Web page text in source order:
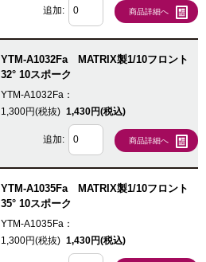
追加: 商品詳細へ
YTM-A1032Fa MATRIX製1/10フロント
32° 10スポーク
YTM-A1032Fa：
1,300円(税抜) 1,430円(税込)
追加: 商品詳細へ
YTM-A1035Fa MATRIX製1/10フロント
35° 10スポーク
YTM-A1035Fa：
1,300円(税抜) 1,430円(税込)